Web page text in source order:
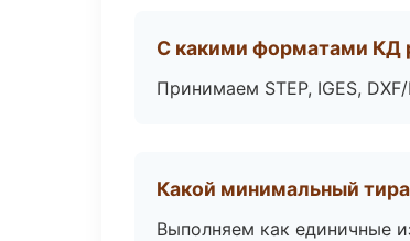
С какими форматами КД
Принимаем STEP, IGES,
Какой минимальный
Выполняем как единичные